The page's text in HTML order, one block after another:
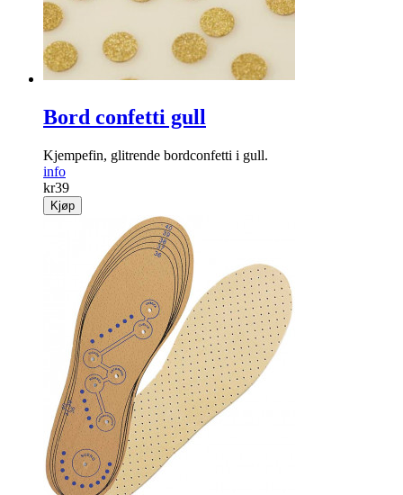
Bord confetti gull
Kjempefin, glitrende bordconfetti i gull.
info
kr39
Kjøp